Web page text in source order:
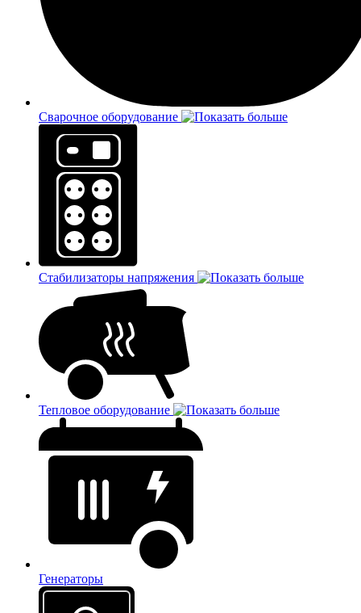
Сварочное оборудование
Стабилизаторы напряжения
Тепловое оборудование
Генераторы